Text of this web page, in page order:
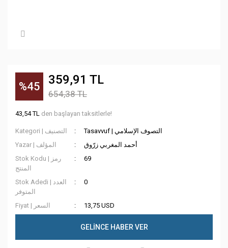
%45 359,91 TL
654,38 TL
43,54 TL den başlayan taksitlerle!
Kategori | التصنيف
Tasavvuf | التصوف الإسلامي
Yazar | المؤلف
أحمد المغربي زرّوق
Stok Kodu | رمز
المنتج
69
Stok Adedi | العدد
المتوفر
0
Fiyat | السعر 13,75 USD
GELİNCE HABER VER